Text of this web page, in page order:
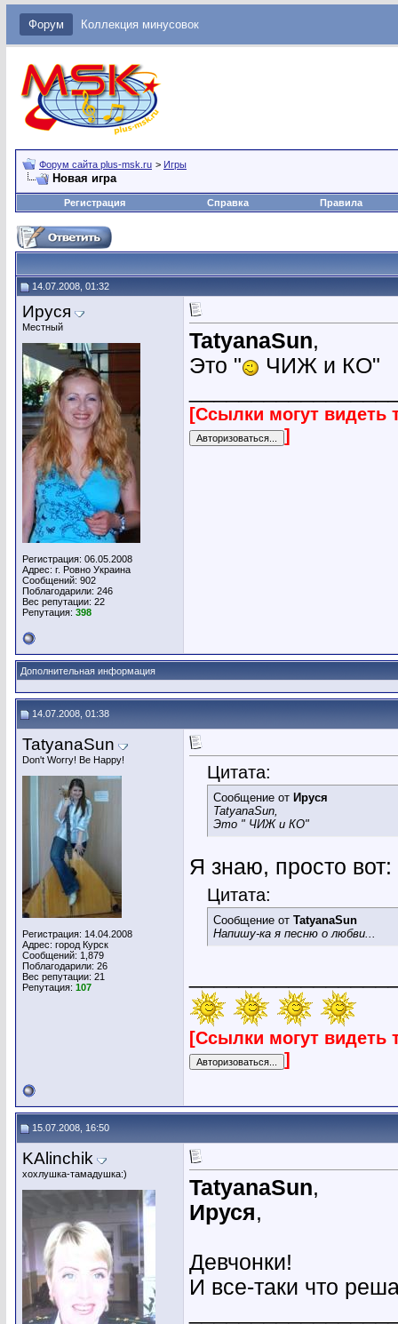
Форум Коллекция минусовок
Форум сайта plus-msk.ru > Игры
Новая игра
Регистрация Справка Правила
14.07.2008, 01:32
Ируся
Местный
Регистрация: 06.05.2008
Адрес: г. Ровно Украина
Сообщений: 902
Поблагодарили: 246
Вес репутации: 22
Репутация: 398
TatyanaSun,
Это "
ЧИЖ и КО"
[Ссылки могут видеть
]
Дополнительная информация
14.07.2008, 01:38
TatyanaSun
Don't Worry! Be Happy!
Регистрация: 14.04.2008
Адрес: город Курск
Сообщений: 1,879
Поблагодарили: 26
Вес репутации: 21
Репутация: 107
Цитата:
Сообщение от Ируся
TatyanaSun,
Это " ЧИЖ и КО"
Я знаю, просто вот:
Цитата:
Сообщение от TatyanaSun
Напишу-ка я песню о любви...
[Ссылки могут видеть
]
15.07.2008, 16:50
KAlinchik
хохлушка-тамадушка:)
TatyanaSun,
Ируся,
Девчонки!
И все-таки что